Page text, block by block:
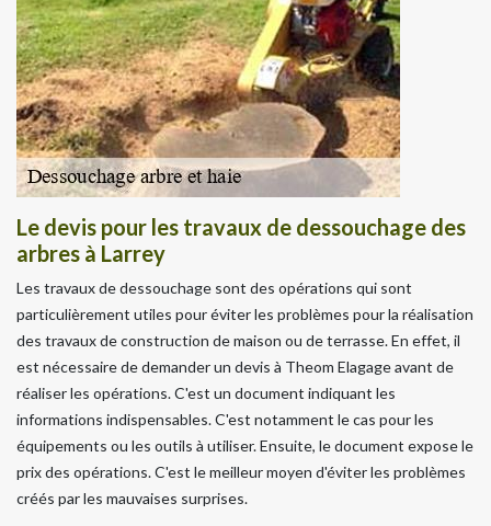
Le devis pour les travaux de dessouchage des
arbres à Larrey
Les travaux de dessouchage sont des opérations qui sont
particulièrement utiles pour éviter les problèmes pour la réalisation
des travaux de construction de maison ou de terrasse. En effet, il
est nécessaire de demander un devis à Theom Elagage avant de
réaliser les opérations. C'est un document indiquant les
informations indispensables. C'est notamment le cas pour les
équipements ou les outils à utiliser. Ensuite, le document expose le
prix des opérations. C'est le meilleur moyen d'éviter les problèmes
créés par les mauvaises surprises.